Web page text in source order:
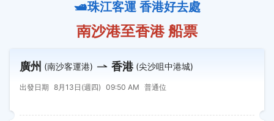
🛥️珠江客運 香港好去處
南沙港至香港 船票
廣州 (南沙客運港) 香港 (尖沙咀中港城)
出發日期 8月13日(週四) 09:50 AM 普通位